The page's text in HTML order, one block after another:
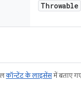
Throwable
कॉन्टेंट के लाइसेंसमें बताए